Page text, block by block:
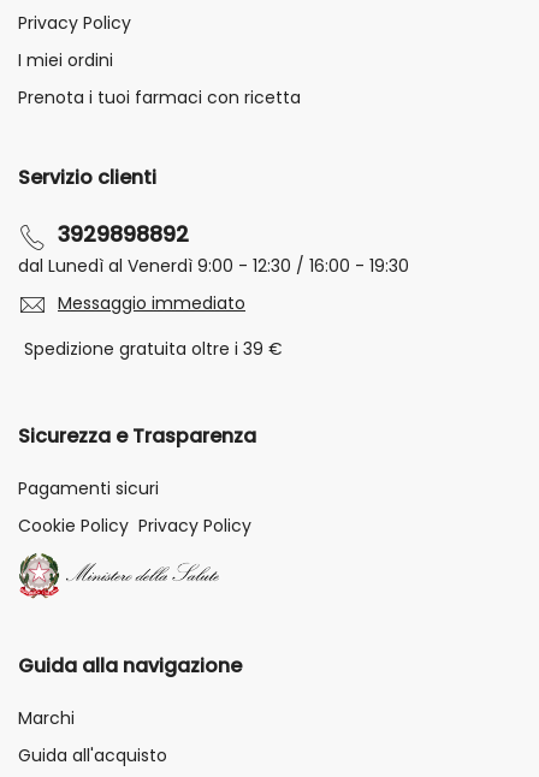
Privacy Policy
I miei ordini
Prenota i tuoi farmaci con ricetta
Servizio clienti
3929898892
dal Lunedì al Venerdì 9:00 - 12:30 / 16:00 - 19:30
Messaggio immediato
Spedizione gratuita oltre i 39 €
Sicurezza e Trasparenza
Pagamenti sicuri
Cookie Policy Privacy Policy
Guida alla navigazione
Marchi
Guida all'acquisto